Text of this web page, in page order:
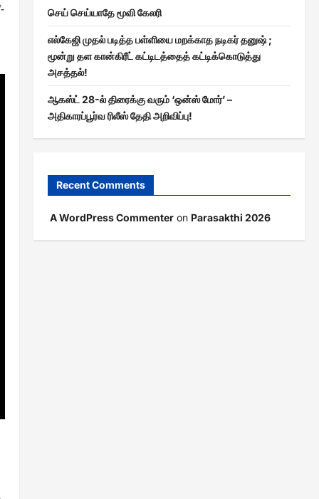
செய் செய்யாதே மூவி கேலரி
எல்கேஜி முதல் படித்த பள்ளியை மறக்காத நடிகர் தனுஷ் ;
மூன்று தள கான்கிரீட் கட்டிடத்தைத் கட்டிக்கொடுத்து
அசத்தல்!
ஆகஸ்ட் 28-ல் திரைக்கு வரும் ‘ஒன்ஸ் மோர்’ –
அதிகாரப்பூர்வ ரிலீஸ் தேதி அறிவிப்பு!
Recent Comments
A WordPress Commenteron Parasakthi 2026